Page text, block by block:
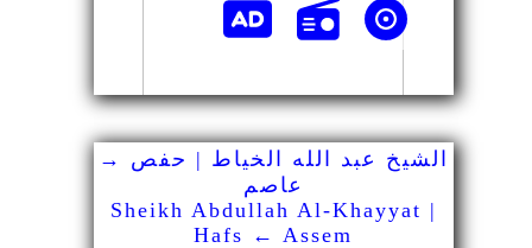
الشيخ عبد الله الخياط | حفص →
عاصم
Sheikh Abdullah Al-Khayyat |
Hafs ← Assem